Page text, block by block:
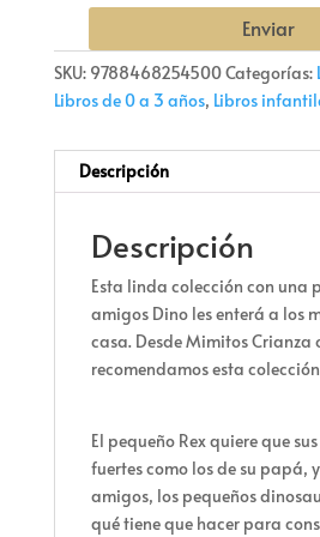
Enviar
SKU: 9788468254500Categorías:
Libros de 0 a 3 años, Libros
Descripción
Descripción
Esta linda colección con una
amigos Dino les enterá a los
casa. Desde Mimitos Crianza
recomendamos esta
El pequeño Rex quiere que
fuertes como los de su papá,
amigos, los pequeños
qué tiene que hacer para